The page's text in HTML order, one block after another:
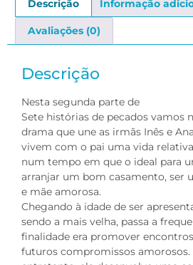
Descrição Informação
Avaliações (0)
Descrição
Nesta segunda parte de
Sete histórias de pecados vamos
drama que une as irmãs Inês e
vivem com o pai uma vida
num tempo em que o ideal para
arranjar um bom casamento, ser
e mãe amorosa.
Chegando à idade de ser
sendo a mais velha, passa a
finalidade era promover
futuros compromissos amorosos.